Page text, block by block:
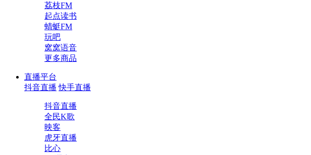
荔枝FM
起点读书
蜻蜓FM
玩吧
窝窝语音
更多商品
直播平台
抖音直播 快手直播
抖音直播
全民K歌
映客
虎牙直播
比心